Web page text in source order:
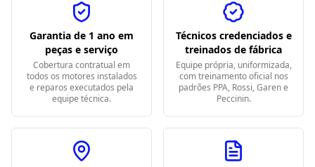
Garantia de 1 ano em
peças e serviço
Cobertura contratual em
todos os motores instalados
e reparos executados pela
equipe técnica.
Técnicos credenciados e
treinados de fábrica
Equipe própria, uniformizada,
com treinamento oficial nos
padrões PPA, Rossi, Garen e
Peccinin.